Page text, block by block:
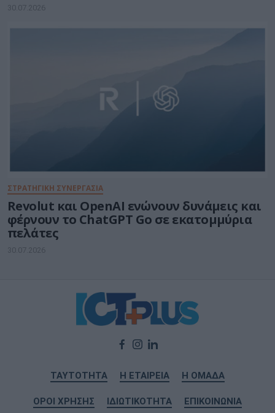
30.07.2026
ΣΤΡΑΤΗΓΙΚΗ ΣΥΝΕΡΓΑΣΙΑ
Revolut και OpenAI ενώνουν δυνάμεις και
φέρνουν το ChatGPT Go σε εκατομμύρια
πελάτες
30.07.2026
ΤΑΥΤΟΤΗΤΑ Η ΕΤΑΙΡΕΙΑ Η ΟΜΑΔΑ
ΟΡΟΙ ΧΡΗΣΗΣ ΙΔΙΩΤΙΚΟΤΗΤΑ ΕΠΙΚΟΙΝΩΝΙΑ